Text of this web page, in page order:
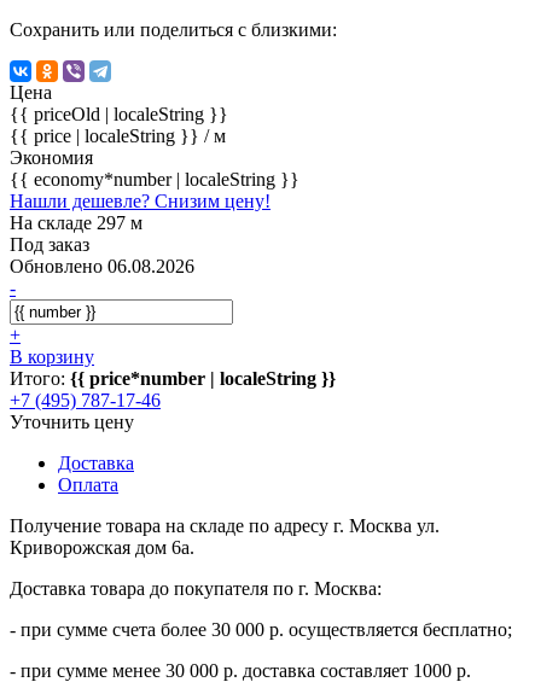
Сохранить или поделиться с близкими:
Цена
{{ priceOld | localeString }}
{{ price | localeString }} / м
Экономия
{{ economy*number | localeString }}
Нашли дешевле? Снизим цену!
На складе 297 м
Под заказ
Обновлено 06.08.2026
-
+
В корзину
Итого: {{ price*number | localeString }}
+7 (495) 787-17-46
Уточнить цену
Доставка
Оплата
Получение товара на складе по адресу г. Москва ул.
Криворожская дом 6а.
Доставка товара до покупателя по г. Москва:
- при сумме счета более 30 000 р. осуществляется бесплатно;
- при сумме менее 30 000 р. доставка составляет 1000 р.